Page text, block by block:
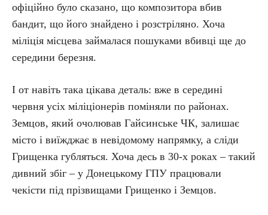
офіційно було сказано, що композитора вбив
бандит, що його знайдено і розстріляно. Хоча
міліція місцева займалася пошуками вбивці ще до
середини березня.
І от навіть така цікава деталь: вже в середині
червня усіх міліціонерів поміняли по районах.
Земцов, який очолював Гайсинське ЧК, залишає
місто і виїжджає в невідомому напрямку, а сліди
Грищенка губляться. Хоча десь в 30-х роках – такий
дивний збіг – у Донецькому ГПУ працювали
чекісти під прізвищами Грищенко і Земцов.